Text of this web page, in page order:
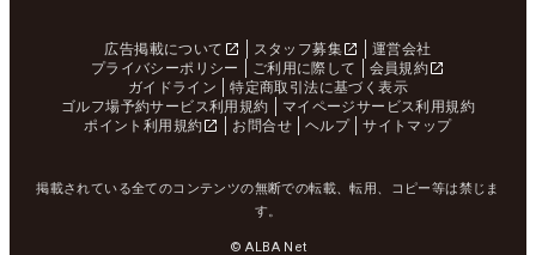
広告掲載について スタッフ募集
運営会社
プライバシーポリシー
ご利用に際して
会員規約
ガイドライン
特定商取引法に基づく表示
ゴルフ場予約サービス利用規約
マイページサービス利用規約
ポイント利用規約
お問合せ ヘルプ サイトマップ
掲載されている全てのコンテンツの無断での転載、転用、コピー等は禁じま
す。
© ALBA Net